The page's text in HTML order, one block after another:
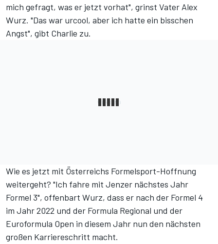
mich gefragt, was er jetzt vorhat", grinst Vater Alex
Wurz. "Das war urcool, aber ich hatte ein bisschen
Angst", gibt Charlie zu.
Wie es jetzt mit Österreichs Formelsport-Hoffnung
weitergeht? "Ich fahre mit Jenzer nächstes Jahr
Formel 3", offenbart Wurz, dass er nach der Formel 4
im Jahr 2022 und der Formula Regional und der
Euroformula Open in diesem Jahr nun den nächsten
großen Karriereschritt macht.